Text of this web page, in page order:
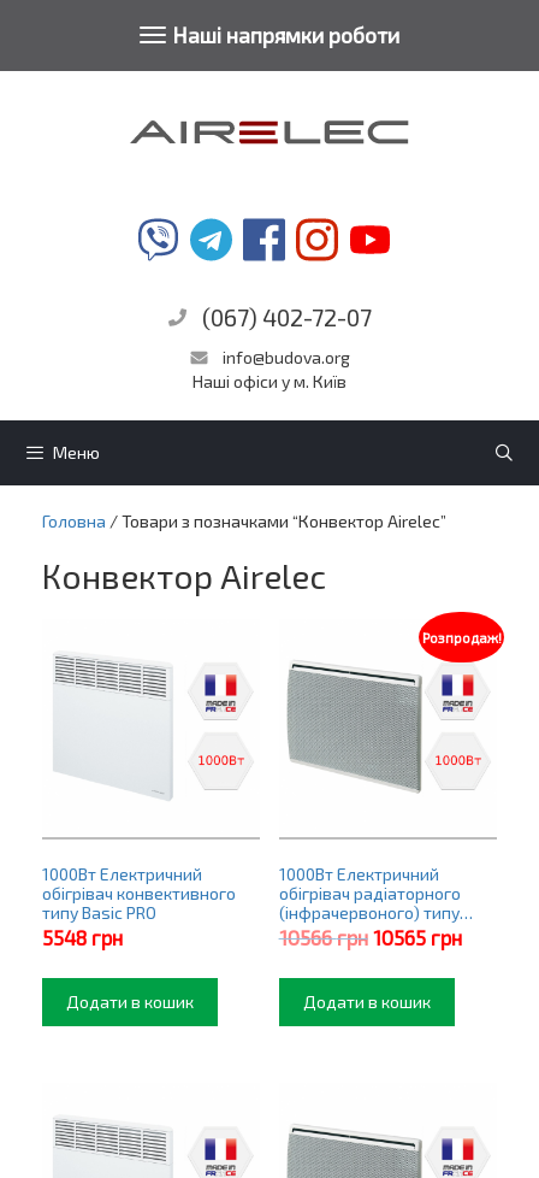
(067) 402-72-07
info@budova.org
Наші офіси у м. Київ
Меню
Головна / Товари з позначками “Конвектор Airelec”
Конвектор Airelec
1000Вт Електричний
обігрівач конвективного
типу Basic PRO
5548 грн
Додати в кошик
Розпродаж!
1000Вт Електричний
обігрівач радіаторного
(інфрачервоного) типу
Premier PRO
10566грн Оригінальна
10565 грнПоточна
Додати в кошик
Наші напрямки роботиToggle